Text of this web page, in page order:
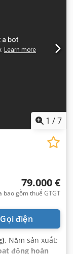
1 /7
79.000 €
bao gồm thuế GTGT
Gọi điện
, Năm sản xuất:
động hoàn